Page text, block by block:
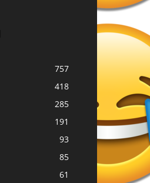
757
418
285
191
93
85
61